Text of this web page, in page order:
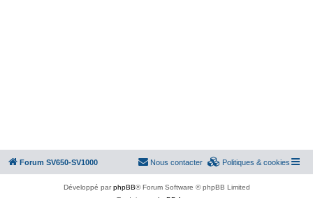
Forum SV650-SV1000 Politiques & cookies
Nous contacter
Développé parphpBB® Forum Software © phpBB Limited